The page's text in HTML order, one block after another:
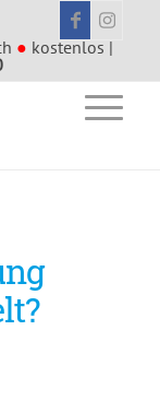
● kostenlos |